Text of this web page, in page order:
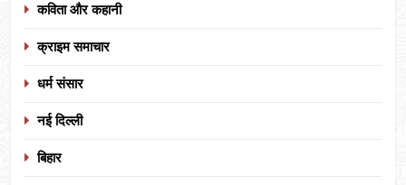
कविता और कहानी
क्राइम समाचार
धर्म संसार
नई दिल्ली
बिहार